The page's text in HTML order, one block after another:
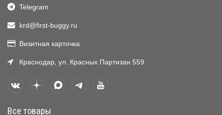
Telegram
krd@first-buggy.ru
Визитная карточка
Краснодар, ул. Красных Партизан 559
Все товары